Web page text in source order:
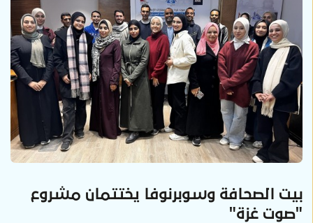
بيت الصحافة وسوبرنوفا يختتمان مشروع
"صوت غزة"